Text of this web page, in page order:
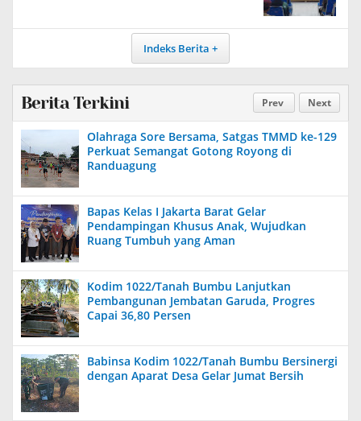
Indeks Berita
Prev Next
Berita Terkini
Olahraga Sore Bersama, Satgas TMMD ke-129
Perkuat Semangat Gotong Royong di
Randuagung
Bapas Kelas I Jakarta Barat Gelar
Pendampingan Khusus Anak, Wujudkan
Ruang Tumbuh yang Aman
Kodim 1022/Tanah Bumbu Lanjutkan
Pembangunan Jembatan Garuda, Progres
Capai 36,80 Persen
Babinsa Kodim 1022/Tanah Bumbu Bersinergi
dengan Aparat Desa Gelar Jumat Bersih